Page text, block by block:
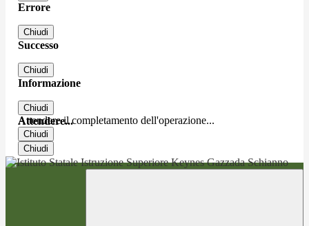
Errore
Chiudi
Successo
Chiudi
Informazione
Chiudi
Attendere...
Attendere il completamento dell'operazione...
Chiudi
Chiudi